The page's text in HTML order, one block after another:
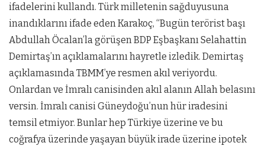
ifadelerini kullandı. Türk milletenin sağduyusuna
inandıklarını ifade eden Karakoç, “Bugün terörist başı
Abdullah Öcalan’la görüşen BDP Eşbaşkanı Selahattin
Demirtaş’ın açıklamalarını hayretle izledik. Demirtaş
açıklamasında TBMM’ye resmen akıl veriyordu.
Onlardan ve İmralı canisinden akıl alanın Allah belasını
versin. İmralı canisi Güneydoğu’nun hür iradesini
temsil etmiyor. Bunlar hep Türkiye üzerine ve bu
coğrafya üzerinde yaşayan büyük irade üzerine ipotek